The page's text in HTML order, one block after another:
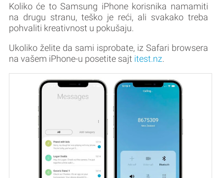
Koliko će to Samsung iPhone korisnika namamiti
na drugu stranu, teško je reći, ali svakako treba
pohvaliti kreativnost u pokušaju.
Ukoliko želite da sami isprobate, iz Safari browsera
na vašem iPhone-u posetite sajt itest.nz.